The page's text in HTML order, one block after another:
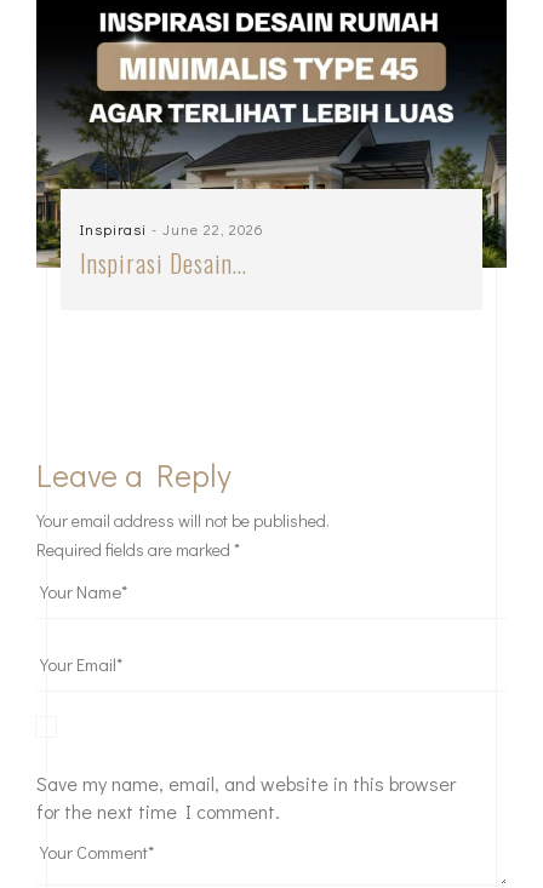
Inspirasi - June 22, 2026
Inspirasi Desain…
Leave a Reply
Your email address will not be published.
Required fields are marked *
Save my name, email, and website in this browser
for the next time I comment.